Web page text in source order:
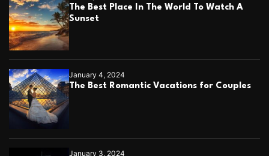
The Best Place In The World To Watch A
Sunset
January 4, 2024
The Best Romantic Vacations for Couples
January 3, 2024